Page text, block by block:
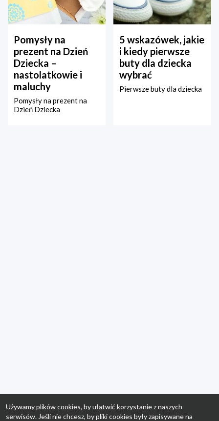
Pomysły na
prezent na Dzień
Dziecka –
nastolatkowie i
maluchy
Pomysły na prezent na
Dzień Dziecka
5 wskazówek, jakie
i kiedy pierwsze
buty dla dziecka
wybrać
Pierwsze buty dla dziecka
Używamy plików cookies, by ułatwić korzystanie z naszych
serwisów. Jeśli nie chcesz, by pliki cookies były zapisywane na